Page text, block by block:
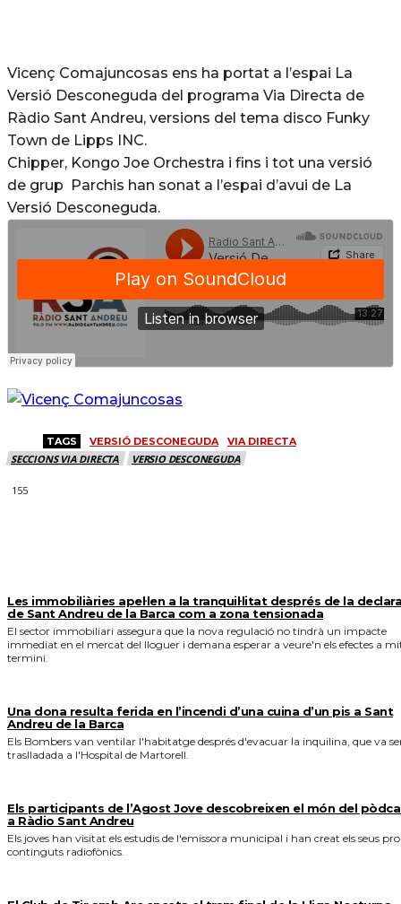
Vicenç Comajuncosas ens ha portat a l’espai La
Versió Desconeguda del programa Via Directa de
Ràdio Sant Andreu, versions del tema disco Funky
Town de Lipps INC.
Chipper, Kongo Joe Orchestra i fins i tot una versió
de grup Parchis han sonat a l’espai d’avui de La
Versió Desconeguda.
TAGS VERSIÓ DESCONEGUDA VIA DIRECTA
SECCIONS VIA DIRECTA VERSIO DESCONEGUDA
155
Les immobiliàries apel·len a la tranquil·litat després de la
de Sant Andreu de la Barca com a zona tensionada
El sector immobiliari assegura que la nova regulació no tindrà un impacte
immediat en el mercat del lloguer i demana esperar a veure'n els efectes a
termini.
Una dona resulta ferida en l’incendi d’una cuina d’un pis a Sant
Andreu de la Barca
Els Bombers van ventilar l'habitatge després d'evacuar la inquilina, que va
traslladada a l'Hospital de Martorell.
Els participants de l’Agost Jove descobreixen el món del
a Ràdio Sant Andreu
Els joves han visitat els estudis de l'emissora municipal i han creat els seus
continguts radiofònics.